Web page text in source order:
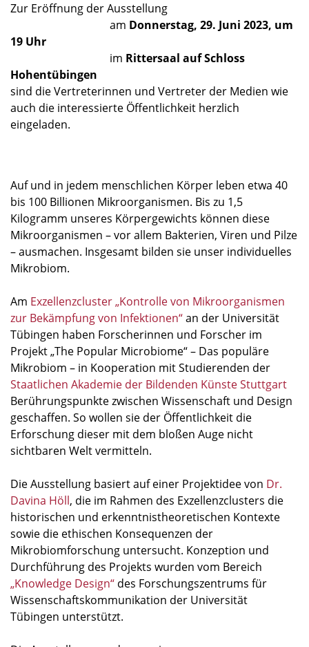
Zur Eröffnung der Ausstellung
am Donnerstag, 29. Juni 2023, um
19 Uhr
im Rittersaal auf Schloss
Hohentübingen
sind die Vertreterinnen und Vertreter der Medien wie
auch die interessierte Öffentlichkeit herzlich
eingeladen.
Auf und in jedem menschlichen Körper leben etwa 40
bis 100 Billionen Mikroorganismen. Bis zu 1,5
Kilogramm unseres Körpergewichts können diese
Mikroorganismen – vor allem Bakterien, Viren und Pilze
– ausmachen. Insgesamt bilden sie unser individuelles
Mikrobiom.
Am Exzellenzcluster „Kontrolle von Mikroorganismen
zur Bekämpfung von Infektionen“an der Universität
Tübingen haben Forscherinnen und Forscher im
Projekt „The Popular Microbiome“ – Das populäre
Mikrobiom – in Kooperation mit Studierenden der
Staatlichen Akademie der Bildenden Künste Stuttgart
Berührungspunkte zwischen Wissenschaft und Design
geschaffen. So wollen sie der Öffentlichkeit die
Erforschung dieser mit dem bloßen Auge nicht
sichtbaren Welt vermitteln.
Die Ausstellung basiert auf einer Projektidee von Dr.
Davina Höll, die im Rahmen des Exzellenzclusters die
historischen und erkenntnistheoretischen Kontexte
sowie die ethischen Konsequenzen der
Mikrobiomforschung untersucht. Konzeption und
Durchführung des Projekts wurden vom Bereich
„Knowledge Design“ des Forschungszentrums für
Wissenschaftskommunikation der Universität
Tübingen unterstützt.